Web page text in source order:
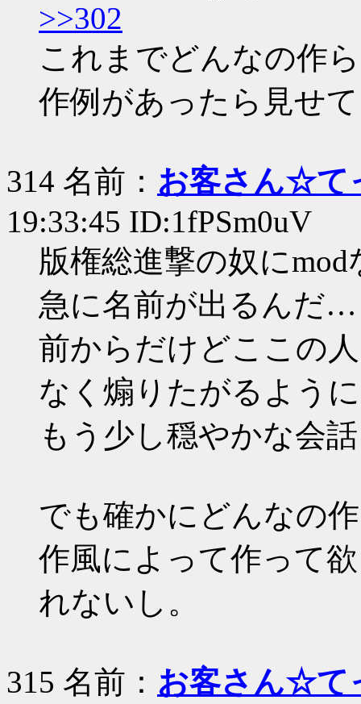
>>302
これまでどんなの作
作例があったら見せ
314 名前： お客さん☆て
19:33:45 ID:1fPSm0uV
版権総進撃の奴に
急に名前が出るんだ…
前からだけどここの
なく煽りたがるよう
もう少し穏やかな会
でも確かにどんなの
作風によって作って
れないし。
315 名前： お客さん☆て